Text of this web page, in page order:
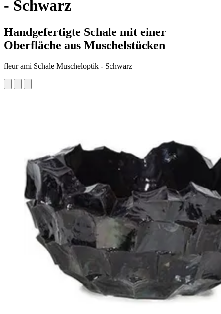
- Schwarz
Handgefertigte Schale mit einer
Oberfläche aus Muschelstücken
fleur ami Schale Muscheloptik - Schwarz